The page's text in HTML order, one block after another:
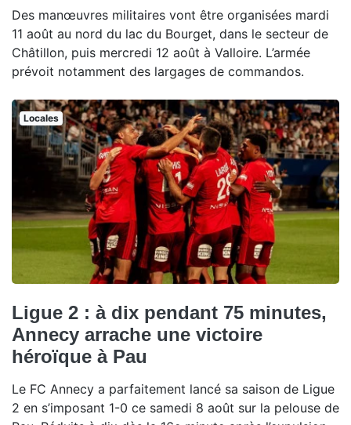
Des manœuvres militaires vont être organisées mardi
11 août au nord du lac du Bourget, dans le secteur de
Châtillon, puis mercredi 12 août à Valloire. L’armée
prévoit notamment des largages de commandos.
Locales
Ligue 2 : à dix pendant 75 minutes,
Annecy arrache une victoire
héroïque à Pau
Le FC Annecy a parfaitement lancé sa saison de Ligue
2 en s’imposant 1-0 ce samedi 8 août sur la pelouse de